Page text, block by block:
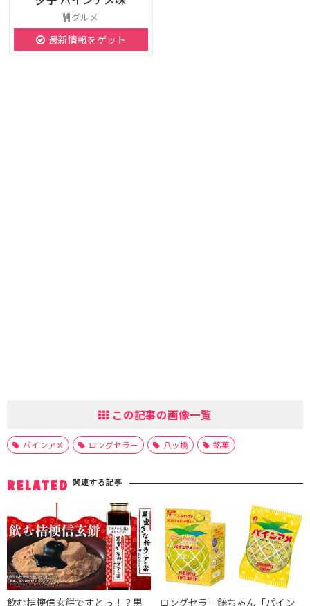
グルメ
最新情報をゲット
この記事の画像一覧
パインアメ ロングセラー 八ッ橋 銘菓
RELATED 関連する記事
飲む桔梗信玄餅ですとっ！？黒
ロングセラー飴ちゃん「パイン